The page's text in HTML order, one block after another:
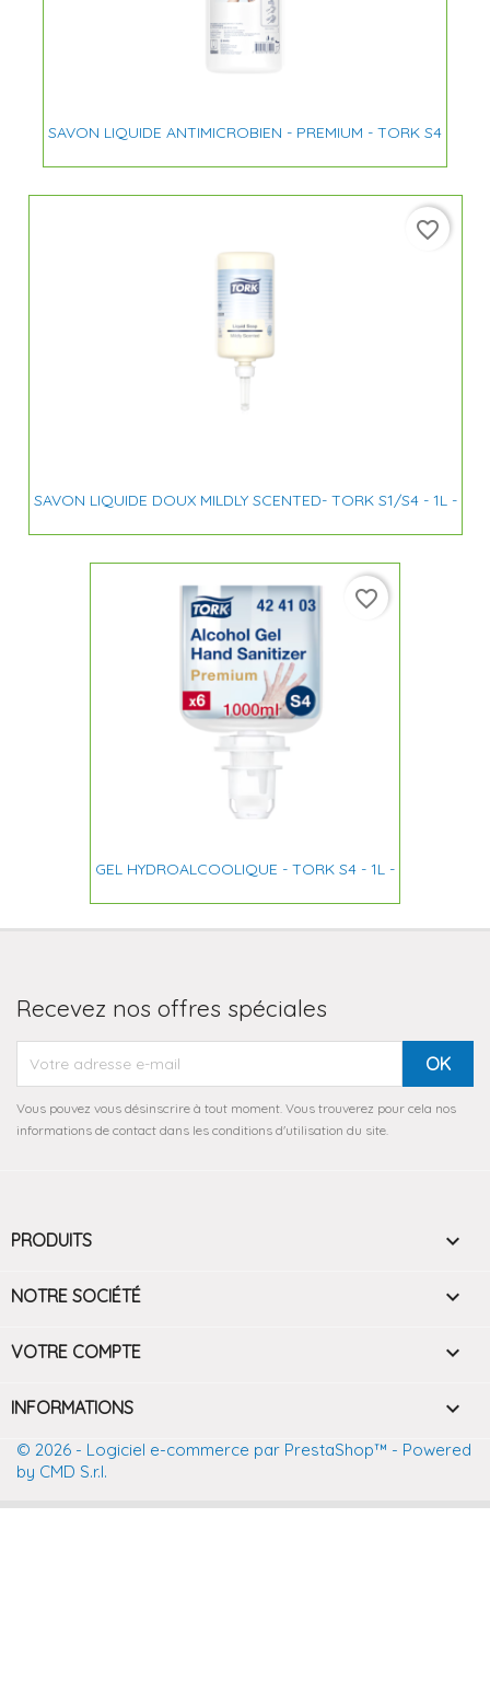
SAVON LIQUIDE ANTIMICROBIEN - PREMIUM - TORK S4
SAVON LIQUIDE DOUX MILDLY SCENTED- TORK S1/S4 - 1L -
favorite_border
GEL HYDROALCOOLIQUE - TORK S4 - 1L -
favorite_border
Recevez nos offres spéciales
Vous pouvez vous désinscrire à tout moment. Vous trouverez pour cela nos
informations de contact dans les conditions d'utilisation du site.
PRODUITS 
NOTRE SOCIÉTÉ 
VOTRE COMPTE 
INFORMATIONS keyboard_arrow_down
© 2026 - Logiciel e-commerce par PrestaShop™ - Powered
by CMD S.r.l.